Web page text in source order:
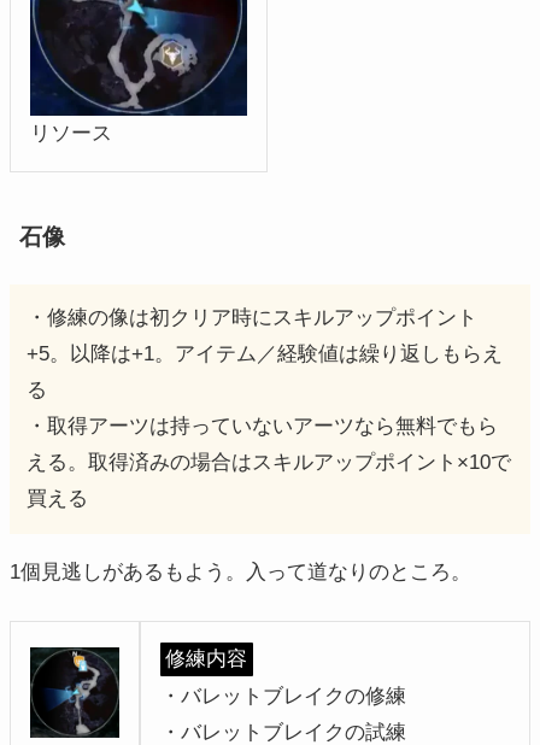
リソース
石像
・修練の像は初クリア時にスキルアップポイント
+5。以降は+1。アイテム／経験値は繰り返しもらえ
る
・取得アーツは持っていないアーツなら無料でもら
える。取得済みの場合はスキルアップポイント×10で
買える
1個見逃しがあるもよう。入って道なりのところ。
修練内容
・バレットブレイクの修練
・バレットブレイクの試練